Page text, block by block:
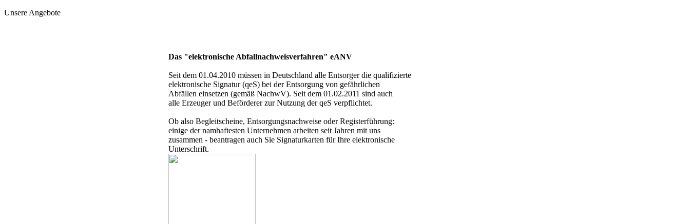
Unsere Angebote
Das "elektronische Abfallnachweisverfahren" eANV
Seit dem 01.04.2010 müssen in Deutschland alle Entsorger die qualifizierte
elektronische Signatur (qeS) bei der Entsorgung von gefährlichen
Abfällen einsetzen (gemäß NachwV). Seit dem 01.02.2011 sind auch
alle Erzeuger und Beförderer zur Nutzung der qeS verpflichtet.
Ob also Begleitscheine, Entsorgungsnachweise oder Registerführung:
einige der namhaftesten Unternehmen arbeiten seit Jahren mit uns
zusammen - beantragen auch Sie Signaturkarten für Ihre elektronische
Unterschrift.